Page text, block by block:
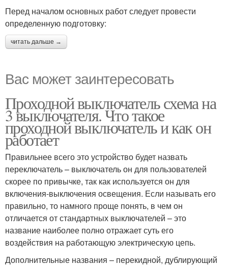
Перед началом основных работ следует провести
определенную подготовку:
читать дальше →
Вас может заинтересовать
Проходной выключатель схема на
3 выключателя. Что такое
проходной выключатель и как он
работает
Правильнее всего это устройство будет назвать
переключатель – выключатель он для пользователей
скорее по привычке, так как используется он для
включения-выключения освещения. Если называть его
правильно, то намного проще понять, в чем он
отличается от стандартных выключателей – это
название наиболее полно отражает суть его
воздействия на работающую электрическую цепь.
Дополнительные названия – перекидной, дублирующий